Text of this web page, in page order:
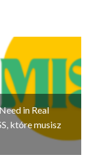
in Real
które musisz